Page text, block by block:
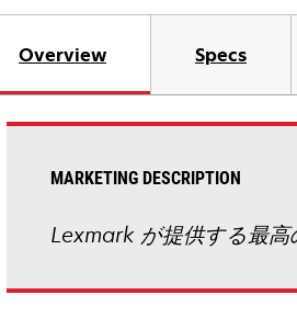
Overview Specs
MARKETING DESCRIPTION
Lexmark が提供する最